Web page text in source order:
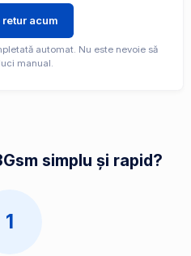
retur acum
automat. Nu este nevoie să
manual.
simplu și rapid?
1